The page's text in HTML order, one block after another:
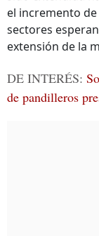
el incremento
sectores
extensión de la
DE INTERÉS:
de pandilleros